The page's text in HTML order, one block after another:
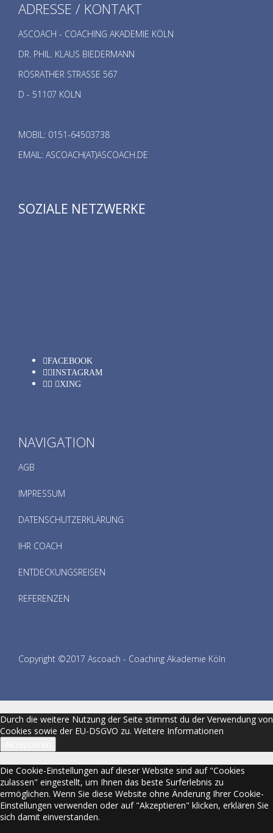
ADRESSE / KONTAKT
ASCOACH - COACHING AKADEMIE KÖLN
DR. PHIL. KLAUS BIEDERMANN
RÖSRATHER STRASSE 567
D - 51107 KÖLN
MOBIL: 0151-64503738
EMAIL: ASCOACH(AT)ASCOACH.DE
SOZIALE NETZWERKE
FACEBOOK
INSTAGRAM
XING
NAVIGATION
AGB
IMPRESSUM
DATENSCHUTZERKLÄRUNG
IHR COACH
ENTDECKUNGSREISEN
REFERENZEN
Copyright ©2017 Ascoach - Coaching Akademie Köln
Durch die weitere Nutzung der Seite stimmst du der Verwendung von
Cookies sowie der EU-DSGVO zu. Weitere Informationen
Die Cookie-Einstellungen auf dieser Website sind auf "Cookies
zulassen" eingestellt, um Ihnen das beste Surferlebnis zu
ermöglichen. Wenn Sie diese Website ohne Änderung Ihrer Cookie-
Einstellungen verwenden oder auf "Akzeptieren" klicken, erklären Sie
sich damit einverstanden.